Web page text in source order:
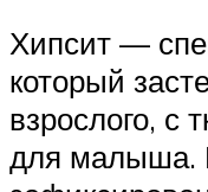
Хипсит —
который
взрослого, с
для малыша.